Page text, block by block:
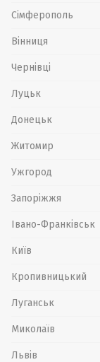
Сімферополь
Вінниця
Чернівці
Луцьк
Донецьк
Житомир
Ужгород
Запоріжжя
Івано-Франківськ
Київ
Кропивницький
Луганськ
Миколаїв
Львів